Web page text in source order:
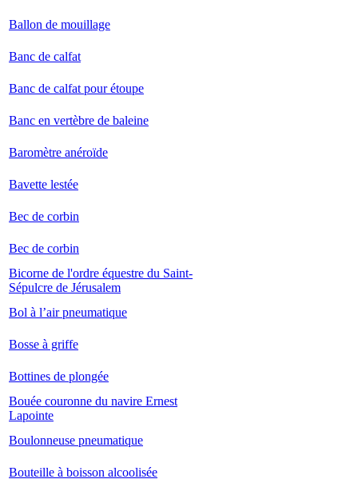
Ballon de mouillage
Banc de calfat
Banc de calfat pour étoupe
Banc en vertèbre de baleine
Baromètre anéroïde
Bavette lestée
Bec de corbin
Bec de corbin
Bicorne de l'ordre équestre du Saint-
Sépulcre de Jérusalem
Bol à l’air pneumatique
Bosse à griffe
Bottines de plongée
Bouée couronne du navire Ernest
Lapointe
Boulonneuse pneumatique
Bouteille à boisson alcoolisée